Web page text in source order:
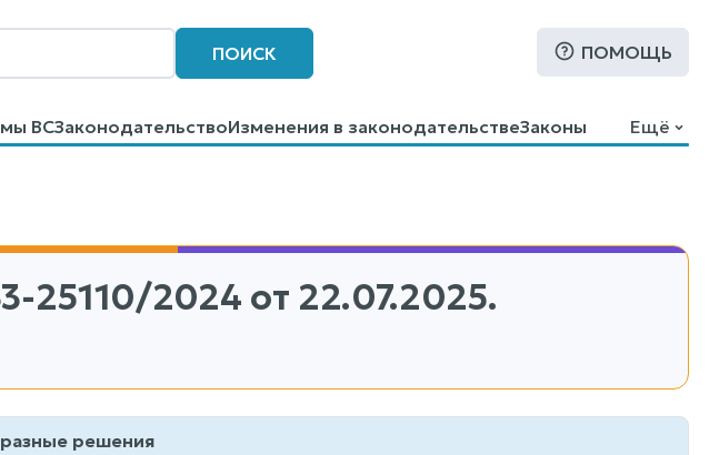
ПОИСК ПОМОЩЬ
ВСЗаконодательствоИзменения в законодательствеЗаконы
Ещё
25110/2024 от 22.07.2025.
решения